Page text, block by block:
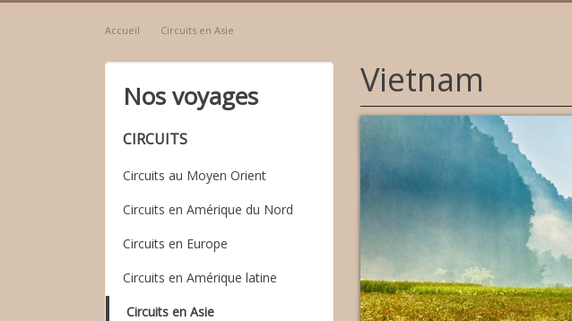
Accueil Circuits en Asie
Nos voyages
CIRCUITS
Circuits au Moyen Orient
Circuits en Amérique du Nord
Circuits en Europe
Circuits en Amérique latine
Circuits en Asie
Vietnam